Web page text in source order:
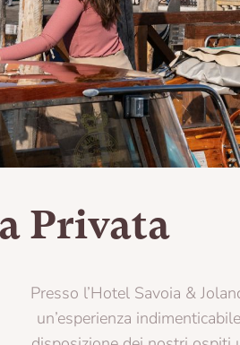
Privata
& Jolanda, ti offriamo
Mettiamo a